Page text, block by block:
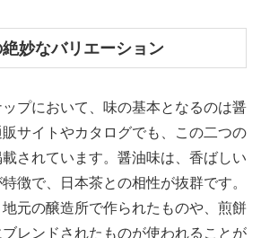
妙なバリエーション
プにおいて、味の基本となるのは醤
サイトやカタログでも、この二つの
されています。醤油味は、香ばしい
徴で、日本茶との相性が抜群です。
元の醸造所で作られたものや、煎餅
レンドされたものが使われることが